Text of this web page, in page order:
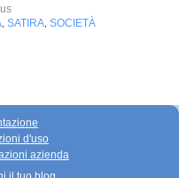
SATIRA SOCIETÀ
d'uso
azienda